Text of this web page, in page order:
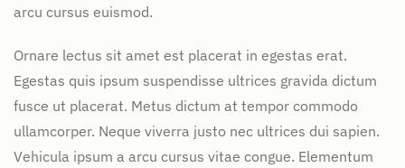
arcu cursus euismod.
Ornare lectus sit amet est placerat in egestas erat.
Egestas quis ipsum suspendisse ultrices gravida dictum
fusce ut placerat. Metus dictum at tempor commodo
ullamcorper. Neque viverra justo nec ultrices dui sapien.
Vehicula ipsum a arcu cursus vitae congue. Elementum